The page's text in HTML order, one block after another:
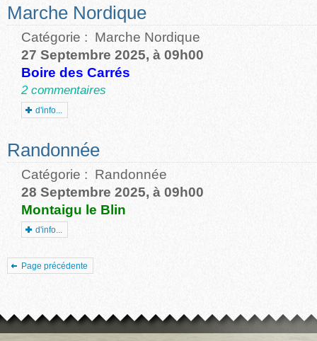
Marche Nordique
Catégorie : Marche Nordique
27 Septembre 2025, à 09h00
Boire des Carrés
2 commentaires
d'info...
Randonnée
Catégorie : Randonnée
28 Septembre 2025, à 09h00
Montaigu le Blin
d'info...
Page précédente